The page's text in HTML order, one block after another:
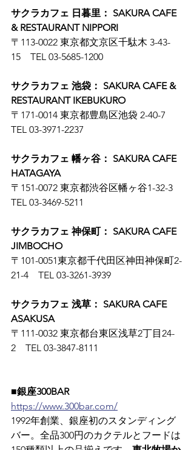
サクラカフェ 日暮里： SAKURA CAFE
& RESTAURANT NIPPORI
〒113-0022 東京都文京区千駄木 3-43-
15　TEL 03-5685-1200
サクラカフェ 池袋： SAKURA CAFE &
RESTAURANT IKEBUKURO
〒171-0014 東京都豊島区池袋 2-40-7
TEL 03-3971-2237
サクラカフェ 幡ヶ谷： SAKURA CAFE
HATAGAYA
〒151-0072 東京都渋谷区幡ヶ谷1-32-3
TEL 03-3469-5211
サクラカフェ 神保町： SAKURA CAFE
JIMBOCHO
〒101-0051東京都千代田区神田神保町2-
21-4　TEL 03-3261-3939
サクラカフェ 浅草： SAKURA CAFE
ASAKUSA
〒111-0032 東京都台東区浅草2丁目24-
2　TEL 03-3847-8111
■銀座300BAR
https://www.300bar.com/
1992年創業、銀座初のスタンディング
バー。全品300円のカクテルとフードは